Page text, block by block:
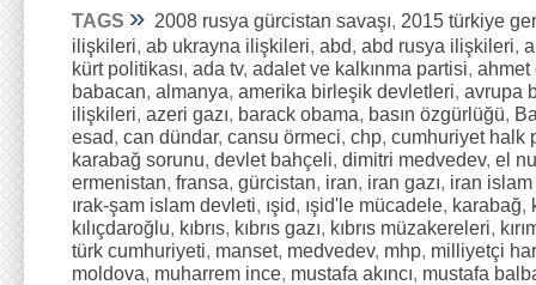
TAGS » 2008 rusya gürcistan savaşı, 2015 türkiye
ilişkileri, ab ukrayna ilişkileri, abd, abd rusya ilişkileri,
kürt politikası, ada tv, adalet ve kalkınma partisi, ahmet
babacan, almanya, amerika birleşik devletleri, avrupa
ilişkileri, azeri gazı, barack obama, basın özgürlüğü,
esad, can dündar, cansu örmeci, chp, cumhuriyet halk
karabağ sorunu, devlet bahçeli, dimitri medvedev, el
ermenistan, fransa, gürcistan, iran, iran gazı, iran
ırak-şam islam devleti, ışid, ışid'le mücadele, karabağ,
kılıçdaroğlu, kıbrıs, kıbrıs gazı, kıbrıs müzakereleri,
türk cumhuriyeti, manset, medvedev, mhp, milliyetçi
moldova, muharrem ince, mustafa akıncı, mustafa